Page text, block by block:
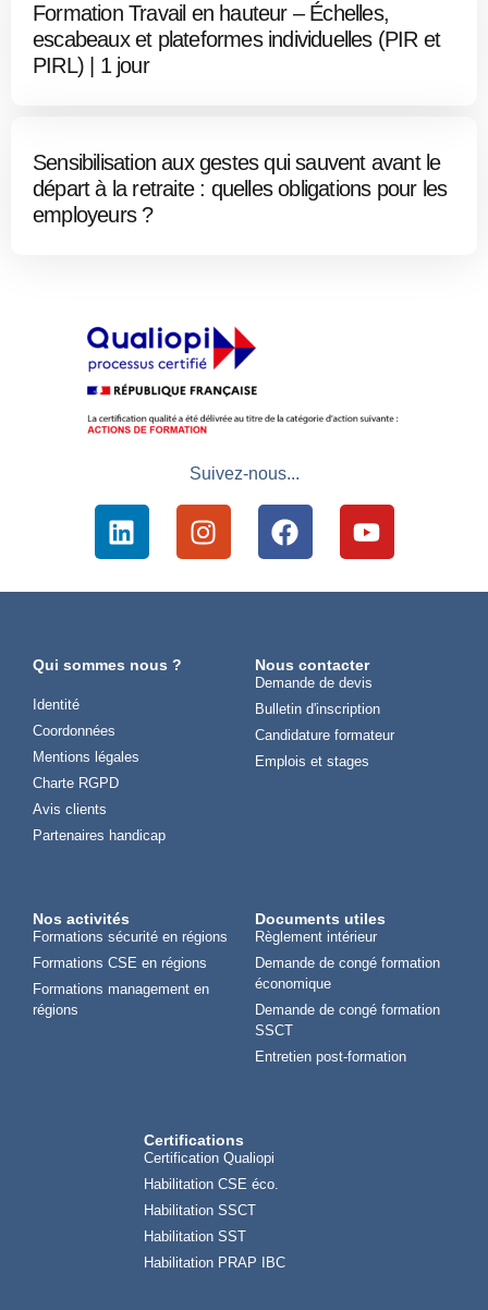
Formation Travail en hauteur – Échelles,
escabeaux et plateformes individuelles (PIR et
PIRL) | 1 jour
Sensibilisation aux gestes qui sauvent avant le
départ à la retraite : quelles obligations pour les
employeurs ?
Suivez-nous...
Qui sommes nous ?
Identité
Coordonnées
Mentions légales
Charte RGPD
Avis clients
Partenaires handicap
Nous contacter
Demande de devis
Bulletin d'inscription
Candidature formateur
Emplois et stages
Nos activités
Formations sécurité en régions
Formations CSE en régions
Formations management en
régions
Documents utiles
Règlement intérieur
Demande de congé formation
économique
Demande de congé formation
SSCT
Entretien post-formation
Certifications
Certification Qualiopi
Habilitation CSE éco.
Habilitation SSCT
Habilitation SST
Habilitation PRAP IBC